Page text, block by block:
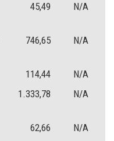
45,49 N/A
746,65 N/A
114,44
N/A
1.333,78 N/A
62,66
N/A